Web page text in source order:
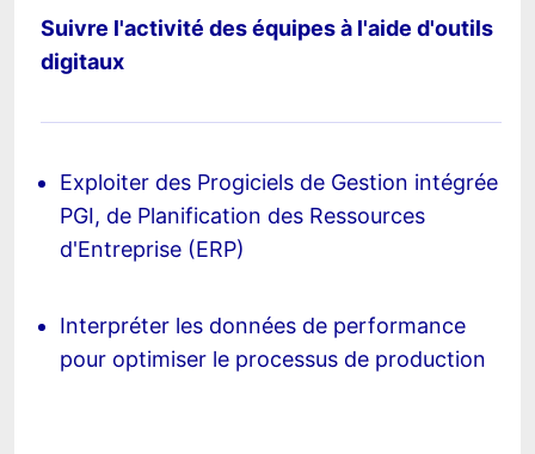
Suivre l'activité des équipes à l'aide d'outils
digitaux
Exploiter des Progiciels de Gestion intégrée
PGI, de Planification des Ressources
d'Entreprise (ERP)
Interpréter les données de performance
pour optimiser le processus de production